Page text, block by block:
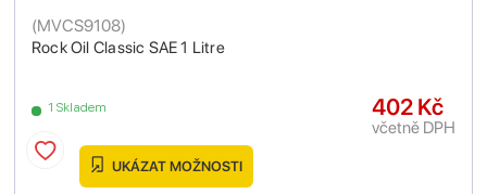
Rock Oil Classic SAE 1 Litre
(MVCS9108)
1 Skladem 402 Kč
včetně DPH
UKÁZAT MOŽNOSTI